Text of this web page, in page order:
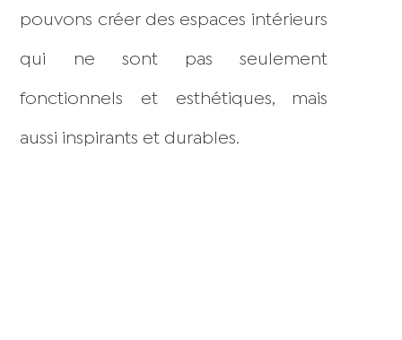
pouvons créer des espaces intérieurs
qui ne sont pas seulement
fonctionnels et esthétiques, mais
aussi inspirants et durables.